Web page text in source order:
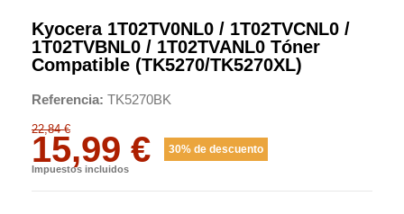
Kyocera 1T02TV0NL0 / 1T02TVCNL0 /
1T02TVBNL0 / 1T02TVANL0 Tóner
Compatible (TK5270/TK5270XL)
Referencia TK5270BK
22,84 €
15,99 € 30% de descuento
Impuestos incluidos